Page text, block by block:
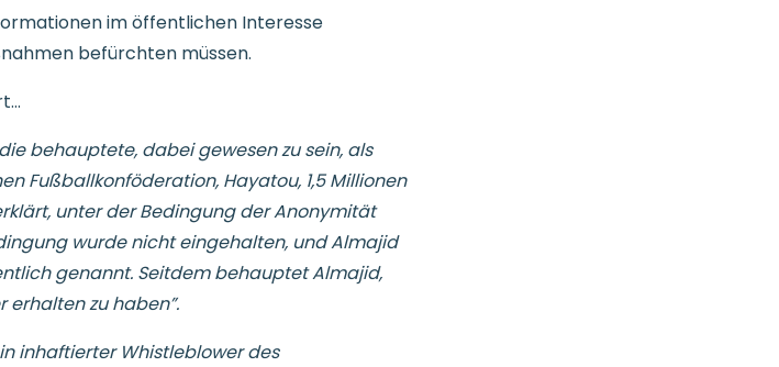
im öffentlichen Interesse
befürchten müssen.
behauptete, dabei gewesen zu sein, als
Fußballkonföderation, Hayatou, 1,5 Millionen
unter der Bedingung der Anonymität
wurde nicht eingehalten, und Almajid
genannt. Seitdem behauptet Almajid,
erhalten zu haben”.
inhaftierter Whistleblower des